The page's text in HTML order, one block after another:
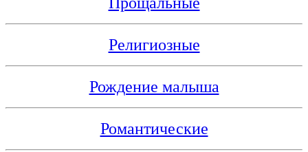
Религиозные
Рождение малыша
Романтические